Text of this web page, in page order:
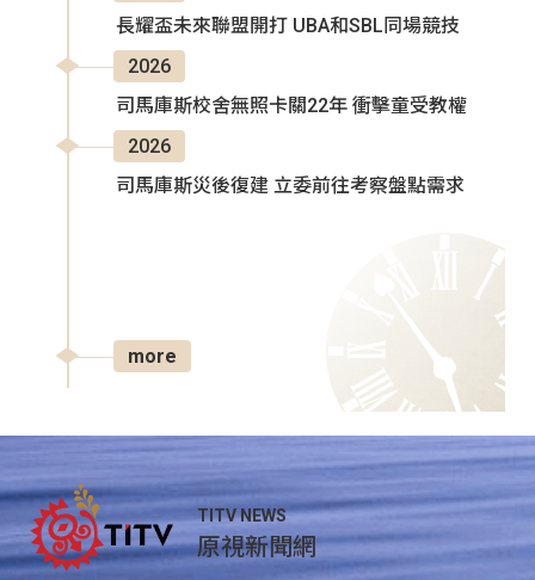
長耀盃未來聯盟開打 UBA和SBL同場競技
2026
司馬庫斯校舍無照卡關22年 衝擊童受教權
2026
司馬庫斯災後復建 立委前往考察盤點需求
more
TITV NEWS
原視新聞網